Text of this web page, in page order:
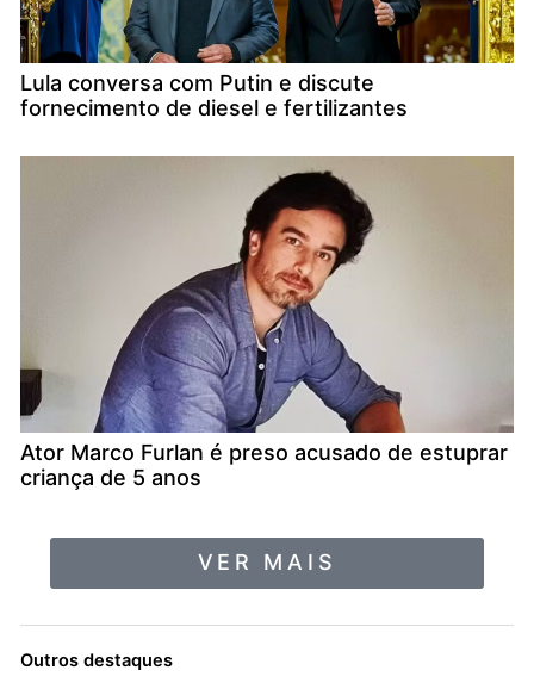
Lula conversa com Putin e discute
fornecimento de diesel e fertilizantes
Ator Marco Furlan é preso acusado de estuprar
criança de 5 anos
VER MAIS
Outros destaques